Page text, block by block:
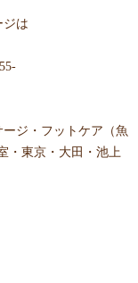
ジは
ジ・フットケア（魚
・東京・大田・池上